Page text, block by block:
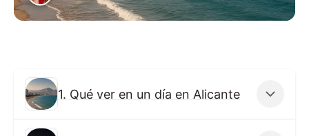
1. Qué ver en un día en Alicante